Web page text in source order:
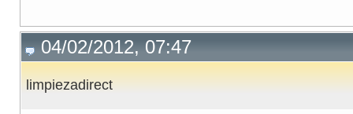
04/02/2012, 07:47
limpiezadirect